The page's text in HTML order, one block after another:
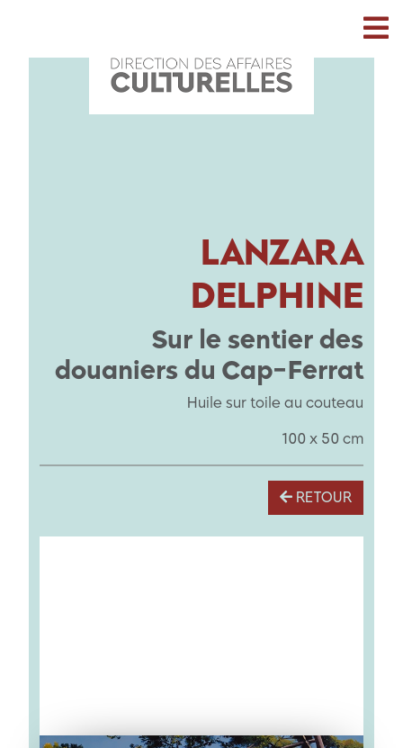
LANZARA
DELPHINE
Sur le sentier des
douaniers du Cap-Ferrat
Huile sur toile au couteau
100 x 50 cm
RETOUR